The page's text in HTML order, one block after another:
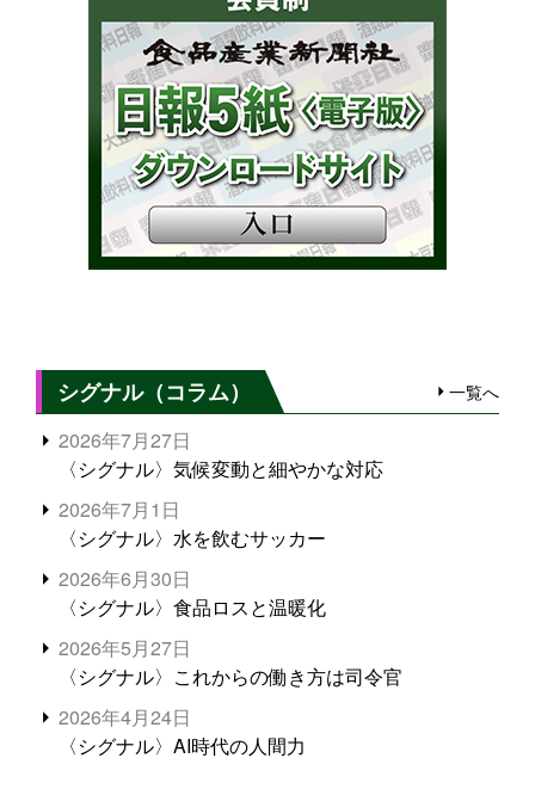
シグナル（コラム） 一覧へ
2026年7月27日
〈シグナル〉気候変動と細やかな対応
2026年7月1日
〈シグナル〉水を飲むサッカー
2026年6月30日
〈シグナル〉食品ロスと温暖化
2026年5月27日
〈シグナル〉これからの働き方は司令官
2026年4月24日
〈シグナル〉AI時代の人間力